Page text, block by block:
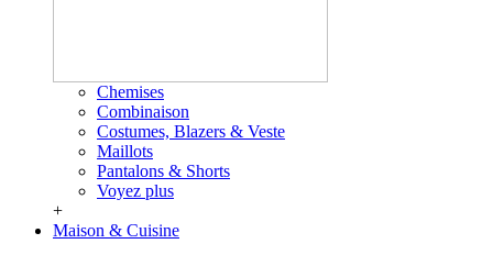
Chemises
Combinaison
Costumes, Blazers & Veste
Maillots
Pantalons & Shorts
Voyez plus
+
Maison & Cuisine